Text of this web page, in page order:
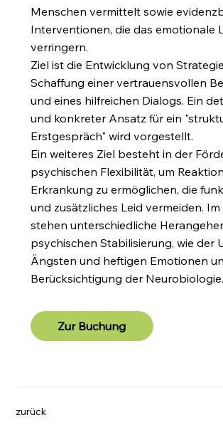
Menschen vermittelt sowie
Interventionen, die das emotionale
verringern.
Ziel ist die Entwicklung von
Schaffung einer vertrauensvollen
und eines hilfreichen Dialogs. Ein
und konkreter Ansatz für ein
Erstgespräch" wird vorgestellt.
Ein weiteres Ziel besteht in der
psychischen Flexibilität, um
Erkrankung zu ermöglichen, die
und zusätzliches Leid vermeiden.
stehen unterschiedliche
psychischen Stabilisierung, wie der
Ängsten und heftigen Emotionen
Berücksichtigung der Neurobiologie.
Zur Buchung
zurück